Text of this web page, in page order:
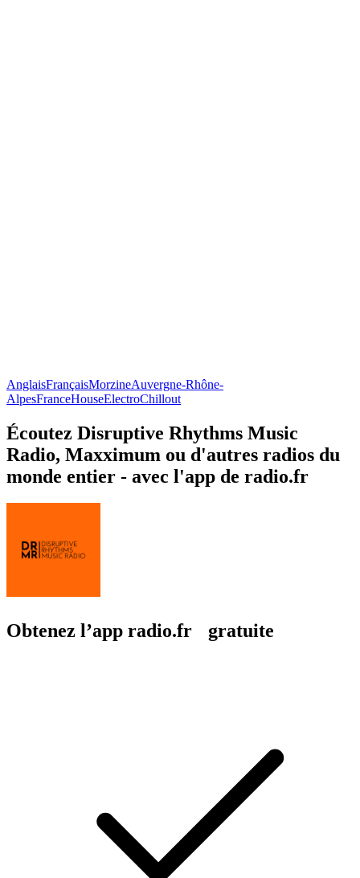
AnglaisFrançaisMorzineAuvergne-Rhône-
AlpesFranceHouseElectroChillout
Écoutez Disruptive Rhythms Music
Radio, Maxximum ou d'autres radios du
monde entier - avec l'app de radio.fr
Obtenez l’app radio.fr gratuite